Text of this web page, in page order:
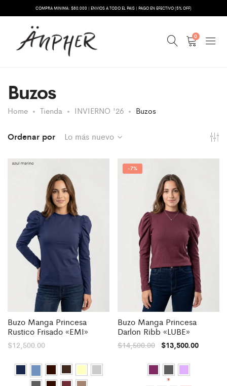
COMPRA MINIMA: $80.000 | ENVIOS A TODO EL PAIS | PAGO EN EFECTIVO (5% OFF)
0
Buzos
Home Tienda INVIERNO '26 Buzos
Ordenar por Lo más nuevo
Buzo Manga Princesa
Rustico Frisado «EMI»
$12,500.00
-7%
Buzo Manga Princesa
Darlon Ribb «LUBE»
$14,500.00 $13,500.00
*